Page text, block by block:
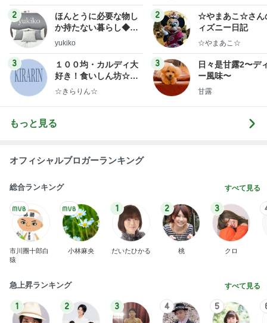
2
ほんとうに必要な物し
か持たない暮らし◆Ke
ep Life Simple◆〜イ
yukiko
3
１００均・カルディ大
好き！食いしん坊☆き
らりん☆のブログ
☆きらりん☆
ログ
2
☆やまあこ☆さん
ィズニー日記
☆やまあこ☆
3
日々是甘露2〜デ
ー風味〜
甘露
もっと見る
オフィシャルブロガーランキング
総合ランキング すべて見る
市川團十郎白
猿
小林麻央
1
だいたひかる
2
桃
3
クロ
急上昇ランキング すべて見る
1 2 3 4 5